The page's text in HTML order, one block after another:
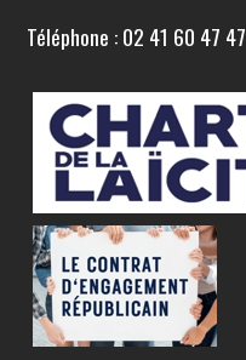
Téléphone : 02 41 60 47 47